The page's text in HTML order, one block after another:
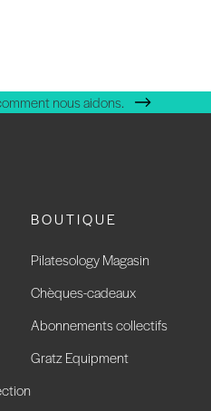
nous aidons.
BOUTIQUE
Pilatesology Magasin
Chèques-cadeaux
Abonnements collectifs
Gratz Equipment